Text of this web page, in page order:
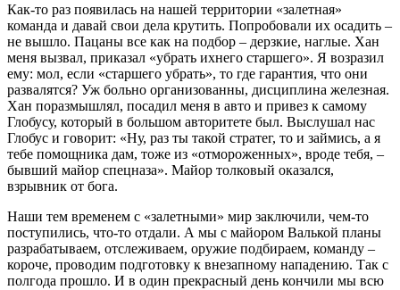
Как-то раз появилась на нашей территории «залетная»
команда и давай свои дела крутить. Попробовали их осадить –
не вышло. Пацаны все как на подбор – дерзкие, наглые. Хан
меня вызвал, приказал «убрать ихнего старшего». Я возразил
ему: мол, если «старшего убрать», то где гарантия, что они
развалятся? Уж больно организованны, дисциплина железная.
Хан поразмышлял, посадил меня в авто и привез к самому
Глобусу, который в большом авторитете был. Выслушал нас
Глобус и говорит: «Ну, раз ты такой стратег, то и займись, а я
тебе помощника дам, тоже из «отмороженных», вроде тебя, –
бывший майор спецназа». Майор толковый оказался,
взрывник от бога.
Наши тем временем с «залетными» мир заключили, чем-то
поступились, что-то отдали. А мы с майором Валькой планы
разрабатываем, отслеживаем, оружие подбираем, команду –
короче, проводим подготовку к внезапному нападению. Так с
полгода прошло. И в один прекрасный день кончили мы всю